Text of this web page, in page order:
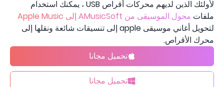
لأولئك الذين لديهم محركات أقراص USB ، يمكنك استخدام
ملفات محول الموسيقى من AMusicSoft إلى Apple Music
لتحويل أغاني موسيقى apple إلى تنسيقات شائعة ونقلها إلى
محرك الأقراص.
تحميل مجانا
تحميل مجانا